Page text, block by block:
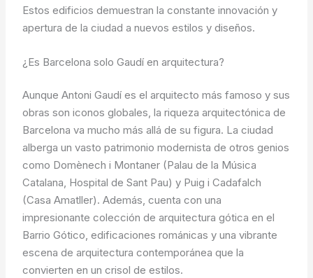
Estos edificios demuestran la constante innovación y
apertura de la ciudad a nuevos estilos y diseños.
¿Es Barcelona solo Gaudí en arquitectura?
Aunque Antoni Gaudí es el arquitecto más famoso y sus
obras son iconos globales, la riqueza arquitectónica de
Barcelona va mucho más allá de su figura. La ciudad
alberga un vasto patrimonio modernista de otros genios
como Domènech i Montaner (Palau de la Música
Catalana, Hospital de Sant Pau) y Puig i Cadafalch
(Casa Amatller). Además, cuenta con una
impresionante colección de arquitectura gótica en el
Barrio Gótico, edificaciones románicas y una vibrante
escena de arquitectura contemporánea que la
convierten en un crisol de estilos.